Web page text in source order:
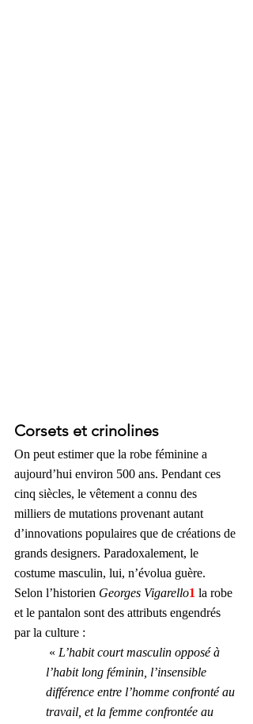
Corsets et crinolines
On peut estimer que la robe féminine a
aujourd’hui environ 500 ans. Pendant ces
cinq siècles, le vêtement a connu des
milliers de mutations provenant autant
d’innovations populaires que de créations de
grands designers. Paradoxalement, le
costume masculin, lui, n’évolua guère.
Selon l’historien Georges Vigarello1 la robe
et le pantalon sont des attributs engendrés
par la culture :
« L’habit court masculin opposé à
l’habit long féminin, l’insensible
différence entre l’homme confronté au
travail, et la femme confrontée au